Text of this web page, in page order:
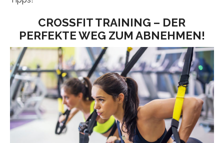
CROSSFIT TRAINING – DER
PERFEKTE WEG ZUM ABNEHMEN!